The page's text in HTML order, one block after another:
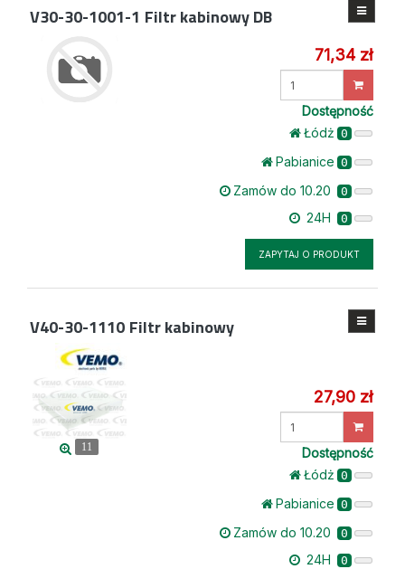
V30-30-1001-1 Filtr kabinowy DB
71,34 zł
Wprowadź
ilość
Dostępność
Łódż 0
Pabianice 0
Zamów do 10.20 0
24H 0
ZAPYTAJ O PRODUKT
V40-30-1110 Filtr kabinowy
11
27,90 zł
Wprowadź
ilość
Dostępność
Łódż 0
Pabianice 0
Zamów do 10.20 0
24H 0